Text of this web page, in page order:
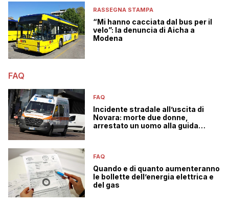
RASSEGNA STAMPA
“Mi hanno cacciata dal bus per il
velo”: la denuncia di Aicha a
Modena
FAQ
FAQ
Incidente stradale all’uscita di
Novara: morte due donne,
arrestato un uomo alla guida
FAQ
Quando e di quanto aumenteranno
le bollette dell’energia elettrica e
del gas